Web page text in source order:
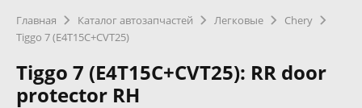
Главная Каталог автозапчастей Легковые
Chery
Tiggo 7 (E4T15C+CVT25)
Tiggo 7 (E4T15C+CVT25): RR door
protector RH